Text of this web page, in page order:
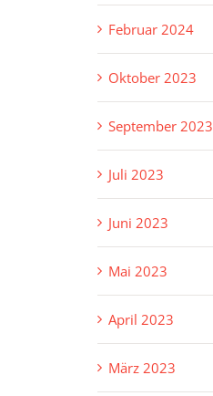
Februar 2024
Oktober 2023
September 2023
Juli 2023
Juni 2023
Mai 2023
April 2023
März 2023